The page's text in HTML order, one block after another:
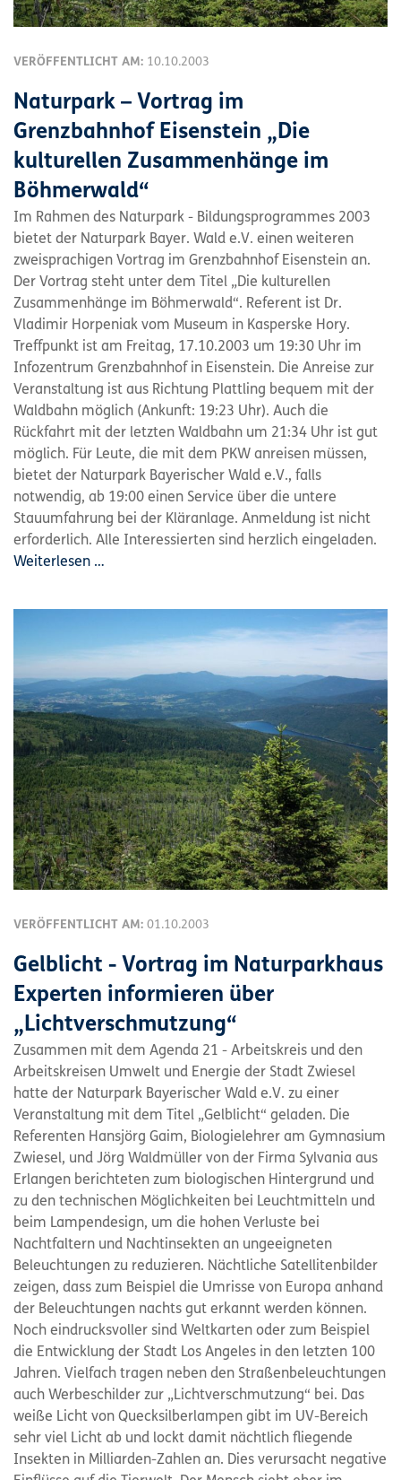
VERÖFFENTLICHT AM: 10.10.2003
Naturpark – Vortrag im
Grenzbahnhof Eisenstein „Die
kulturellen Zusammenhänge im
Böhmerwald“
Im Rahmen des Naturpark - Bildungsprogrammes 2003
bietet der Naturpark Bayer. Wald e.V. einen weiteren
zweisprachigen Vortrag im Grenzbahnhof Eisenstein an.
Der Vortrag steht unter dem Titel „Die kulturellen
Zusammenhänge im Böhmerwald“. Referent ist Dr.
Vladimir Horpeniak vom Museum in Kasperske Hory.
Treffpunkt ist am Freitag, 17.10.2003 um 19:30 Uhr im
Infozentrum Grenzbahnhof in Eisenstein. Die Anreise zur
Veranstaltung ist aus Richtung Plattling bequem mit der
Waldbahn möglich (Ankunft: 19:23 Uhr). Auch die
Rückfahrt mit der letzten Waldbahn um 21:34 Uhr ist gut
möglich. Für Leute, die mit dem PKW anreisen müssen,
bietet der Naturpark Bayerischer Wald e.V., falls
notwendig, ab 19:00 einen Service über die untere
Stauumfahrung bei der Kläranlage. Anmeldung ist nicht
erforderlich. Alle Interessierten sind herzlich eingeladen.
Weiterlesen …
VERÖFFENTLICHT AM: 01.10.2003
Gelblicht - Vortrag im Naturparkhaus
Experten informieren über
„Lichtverschmutzung“
Zusammen mit dem Agenda 21 - Arbeitskreis und den
Arbeitskreisen Umwelt und Energie der Stadt Zwiesel
hatte der Naturpark Bayerischer Wald e.V. zu einer
Veranstaltung mit dem Titel „Gelblicht“ geladen. Die
Referenten Hansjörg Gaim, Biologielehrer am Gymnasium
Zwiesel, und Jörg Waldmüller von der Firma Sylvania aus
Erlangen berichteten zum biologischen Hintergrund und
zu den technischen Möglichkeiten bei Leuchtmitteln und
beim Lampendesign, um die hohen Verluste bei
Nachtfaltern und Nachtinsekten an ungeeigneten
Beleuchtungen zu reduzieren. Nächtliche Satellitenbilder
zeigen, dass zum Beispiel die Umrisse von Europa anhand
der Beleuchtungen nachts gut erkannt werden können.
Noch eindrucksvoller sind Weltkarten oder zum Beispiel
die Entwicklung der Stadt Los Angeles in den letzten 100
Jahren. Vielfach tragen neben den Straßenbeleuchtungen
auch Werbeschilder zur „Lichtverschmutzung“ bei. Das
weiße Licht von Quecksilberlampen gibt im UV-Bereich
sehr viel Licht ab und lockt damit nächtlich fliegende
Insekten in Milliarden-Zahlen an. Dies verursacht negative